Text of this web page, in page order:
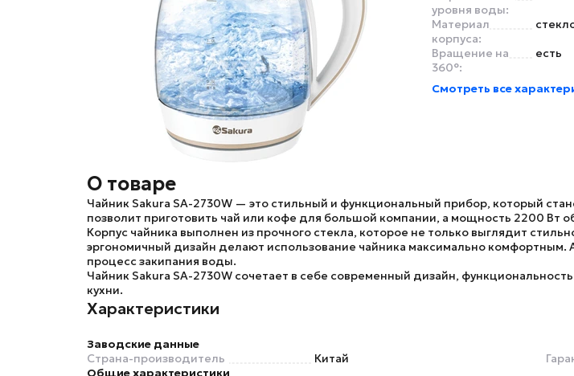
уровня воды:
Материал
корпуса:
Вращение на
360°:
есть
Смотреть все
О товаре
Чайник Sakura SA-2730W — это стильный и функциональный прибор, который
позволит приготовить чай или кофе для большой компании, а мощность 2200 Вт
Корпус чайника выполнен из прочного стекла, которое не только выглядит
эргономичный дизайн делают использование чайника максимально
процесс закипания воды.
Чайник Sakura SA-2730W сочетает в себе современный дизайн,
кухни.
Характеристики
Заводские данные
Страна-производитель
Китай
Общие характеристики